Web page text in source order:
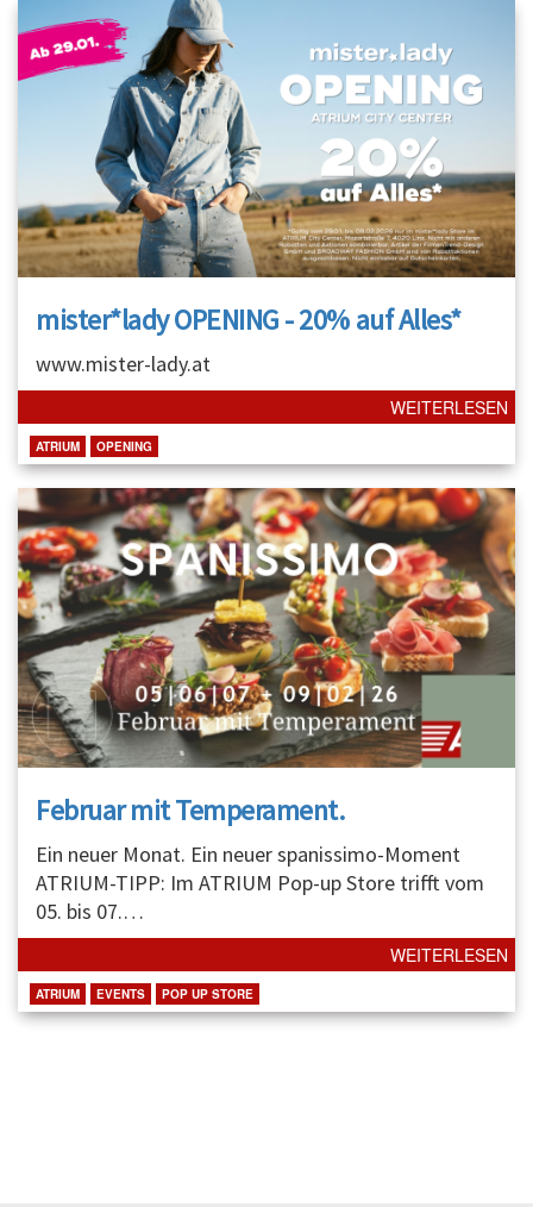
mister*lady OPENING - 20% auf Alles*
www.mister-lady.at
WEITERLESEN
ATRIUM OPENING
Februar mit Temperament.
Ein neuer Monat. Ein neuer spanissimo-Moment
ATRIUM-TIPP: Im ATRIUM Pop-up Store trifft vom
05. bis 07.…
WEITERLESEN
ATRIUM EVENTS POP UP STORE